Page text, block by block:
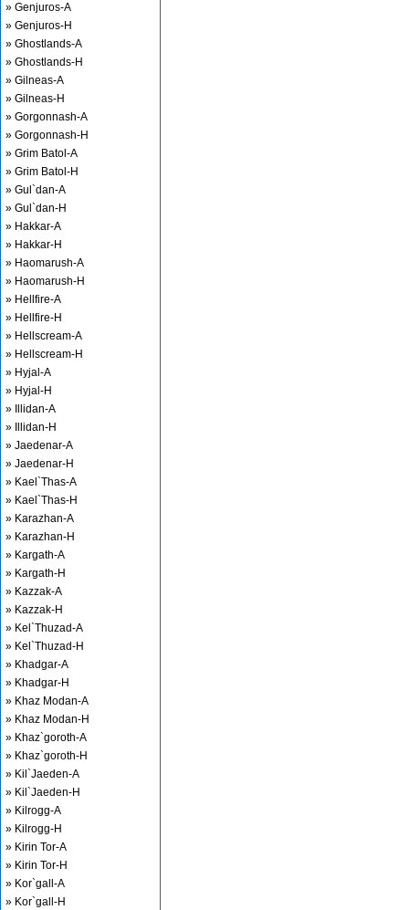
» Genjuros-A
» Genjuros-H
» Ghostlands-A
» Ghostlands-H
» Gilneas-A
» Gilneas-H
» Gorgonnash-A
» Gorgonnash-H
» Grim Batol-A
» Grim Batol-H
» Gul`dan-A
» Gul`dan-H
» Hakkar-A
» Hakkar-H
» Haomarush-A
» Haomarush-H
» Hellfire-A
» Hellfire-H
» Hellscream-A
» Hellscream-H
» Hyjal-A
» Hyjal-H
» Illidan-A
» Illidan-H
» Jaedenar-A
» Jaedenar-H
» Kael`Thas-A
» Kael`Thas-H
» Karazhan-A
» Karazhan-H
» Kargath-A
» Kargath-H
» Kazzak-A
» Kazzak-H
» Kel`Thuzad-A
» Kel`Thuzad-H
» Khadgar-A
» Khadgar-H
» Khaz Modan-A
» Khaz Modan-H
» Khaz`goroth-A
» Khaz`goroth-H
» Kil`Jaeden-A
» Kil`Jaeden-H
» Kilrogg-A
» Kilrogg-H
» Kirin Tor-A
» Kirin Tor-H
» Kor`gall-A
» Kor`gall-H